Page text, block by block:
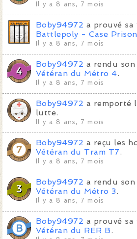
Il y a 8 ans, 7 mois
Boby94972 a prouvé
Battlepoly - Case Prison
Il y a 8 ans, 7 mois
Boby94972 a rendu
Vétéran du Métro 4.
Il y a 8 ans, 7 mois
Boby94972 a remporté
lutte.
Il y a 8 ans, 7 mois
Boby94972 a reçu les
Vétéran du Tram T7.
Il y a 8 ans, 7 mois
Boby94972 a rendu
Vétéran du Métro 3.
Il y a 8 ans, 7 mois
Boby94972 a prouvé
Vétéran du RER B.